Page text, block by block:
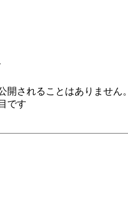
開されることはありません。
です